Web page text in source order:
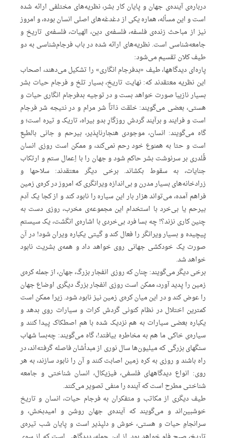
درباره‌ی‌ آینده‌ی‌ جهان‌ و پایان‌ کار بشر، نظریه‌های‌ مختلفی‌ ارائه‌ شده‌
است‌ و این‌ مسأله، هماره‌ یکی‌ از دغدغه‌های‌ اصلی‌ انسان‌ بوده، و امروز
نیز از مباحث‌ زنده‌ی‌ فلسفه، فلسفه‌ی‌ دین، الهیات، فلسفه‌ی‌ تاریخ‌ و
جامعه‌شناسی‌ است. نظریه‌های‌ ارائه‌ شده‌ در باب‌ فرجام‌شناسی‌ به‌ دو
طیف‌ کلان‌ تقسیم‌ می‌شود:
پاره‌ای‌ دیدگاهها، طیف‌ «بدفرجام‌ انگاری» را تشکیل‌ می‌دهند، اصحاب‌
این‌ نظریه‌ معتقدند که: نهایت‌ تاریخ، بسیار تلخ‌ و فرجام‌ حیات‌ بشر
بسیار نازیبا صورت‌ خواهد بست‌ و در توجیه‌ بدفرجام‌ انگاری‌ حیات‌ و
هستی، بعضی‌ می‌گویند: خلقت‌ ذاتاً‌ شر مرام‌ و در نتیجه‌ شر فرجام‌
است‌ و فرایند و برآیند گردش‌ روزگارِ‌ بدو بیراه، تاریک‌ و تیره‌ است؛ و
گاه‌ می‌گویند: انسان، موجودی‌ هنجارناپذیر، بیرحم‌ و جانی‌ بالطبع‌
است‌ و حتا به‌ همنوع‌ خود رحم‌ نمی‌کند، و ممکن‌ است‌ روزی‌ انسان‌
قُلدری‌ بر سرنوشت‌ بشر حاکم‌ شود و جهان‌ را با اِ‌عمال‌ ستم‌ و ارتکاب‌
جنایات، به‌ سقوط‌ بکشاند. برخی‌ دیگر معتقدند: سلاحها و
زر‌ادخانه‌های‌ بسیار مدرن‌ و بی‌اندازه‌ ویرانگری‌ که‌ امروز در کره‌ی‌ زمین‌
فراهم‌ آمده، می‌تواند هزار بار این‌ سیاره‌ را نابود کند و از کجا یک‌ آدم‌
بیرحم‌ یا بی‌خرد با استخدام‌ این‌ مجموعه‌ی‌ مخرب، روزی‌ دست‌ به‌
چنین‌ کاری‌ نزند؟! چه‌ بسا فرد بی‌خردی‌ با اشاره‌ی‌ انگشت، یک‌ سیستم‌
پیچیده‌ و بسیار ویرانگر را فعال‌ کند و گیتی‌ یکباره‌ ویران‌ شود! در آن‌
صورت‌ یک‌ خودکشی‌ جهانی‌ روی‌ خواهد داد و همه‌ی‌ بشریت‌ نابود
خواهد شد.
برخی‌ دیگر می‌گویند: چنان‌ که‌ روزی‌ انفجار بزرگ، جهان، از جمله‌ کره‌ی‌
زمین‌ را پدید آورد، ممکن‌ است‌ روزی‌ انفجار بزرگ‌ دیگری‌ اوضاع‌ جهان‌
را عوض‌ کند و در این‌ میان‌ کره‌ی‌ زمین‌ نیز نابود شود. زیرا ممکن‌ است‌
کمترین‌ اختلال‌ در نظام‌ کنونی‌ گردش‌ کرات‌ و سیارات‌ روی‌ بدهد و
یکباره‌ بعضی‌ سیارات‌ به‌ هم‌ نزدیک‌ شده‌ با هم‌ اصطکاک‌ پیدا کنند و
سیاره‌ی‌ خاکی‌ ما هم‌ به‌ مخاطره‌ بیافتد!، گاه‌ می‌گویند: چه‌بسا شهاب‌
سنگهای‌ بزرگی‌ که‌ میلیون‌ها سال‌ نوری‌ از مبدأشان‌ فاصله‌ گرفته‌اند، در
راه‌ باشند و روزی‌ به‌ کره‌ زمین‌ اصابت‌ کنند و آن‌ را نابود سازند، به‌ هر
روی: انواع‌ دیدگاههای‌ فلسفی، فیزیکال، انسان‌ شناختی‌ و جامعه‌
شناختی‌ مطرح‌ است‌ که‌ آینده‌ را منفی‌ تصویر می‌کنند.
طیف‌ دیگری‌ از مکاتب‌ و متفکران‌ به‌ فرجام‌ حیات، انسان‌ و تاریخ‌
خوشبین‌اند و می‌گویند که‌ آینده‌ی‌ جهان‌ روشن‌ و امیدبخش، و
سرانجامِ‌ حیات‌ و هستی، خوش‌ و دلپذیر است‌ و پایان‌ شب‌ تیره‌ی‌